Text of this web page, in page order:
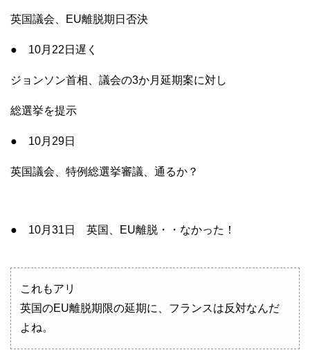
英国議会、EU離脱期日否決
● 10月22日遅く
ジョンソン首相、議会の3か月延期案に対し
総選挙を提示
● 10月29日
英国議会、特例総選挙審議、通るか？
● 10月31日 英国、EU離脱・・なかった！
これもアリ
英国のEU離脱期限の延期に、フランスは反対なんだ
よね。